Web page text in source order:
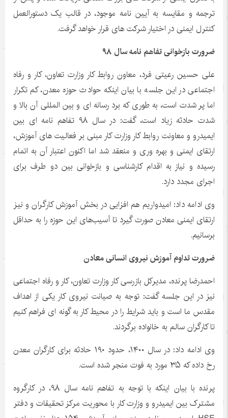
ترجمه و مقایسه به آیین نامه موجود، در قالب یک دستورالعمل
کنترل ایمنی در اختیار شرکت های قرار خواهد گرفت.
ضرورت بازخوانی تفاهم نامه سال ۹۸
علی حسین رعیتی فرد، معاون روابط کار وزارت تعاون، کار و رفاه
اجتماعی در این جلسه با بیان اینکه حوادث حوزه معدن، کم تکرار
اما پر شدت است، به طوری که برد رسانه ای و بین المللی آن بالا و
شدت حادثه زیاد است، گفت: در سال ۹۸ تفاهم نامه ای بین
ایمیدرو و معاونت روابط کار وزارت کار مبنی بر فعالیت های آموزش،
ارتقای ایمنی و بهره وری و منعقد شد اما اکنون اعتبار آن به اتمام
رسیده و نیاز به اقدام کارشناسی و بازخوانی بین دو طرف برای
اجرای مجدد دارد.
وی ادامه داد: امیدواریم هم افزایی در بخش آموزش کارگران و نیز
ارتقای ایمنی معادن صورت گیرد تا آسیب‌های این حوزه را به حداقل
برسانیم.
ضرورت تداوم آموزش نیروی انسانی معادن
احمدرضا پرنده، مدیرکل بازرسی کار وزارت تعاون، کار و رفاه اجتماعی
نیز در این جلسه گفت: توجه به صیانت نیروی کار یکی از اهداف
مقدس ما است و باید شرایط را در محیط کار به گونه ای فراهم کنیم
تا کارگران سالم به خانواده برگردند.
وی ادامه داد: در سال ۱۴۰۰، حدود ۱۹۰ حادثه برای کارگران معدن
رخ داده که ۳۵ مورد به فوت منجر شده است.
پرنده با بیان اینکه با توجه به تفاهم نامه سال ۹۸، در کارگروه
مشترک بین ایمیدرو و وزارت کار با محوریت مرکز تحقیقات و دفتر